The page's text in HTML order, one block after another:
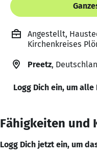
Angestellt,
Kirchenkreises
Preetz,
Logg Dich ein, um alle
Fähigkeiten und
Logg Dich jetzt ein, um